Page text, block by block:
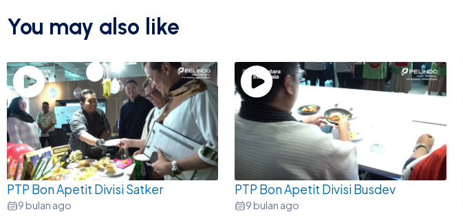
You may also like
PTP Bon Apetit Divisi Satker
9 bulan ago
PTP Bon Apetit Divisi Busdev
9 bulan ago